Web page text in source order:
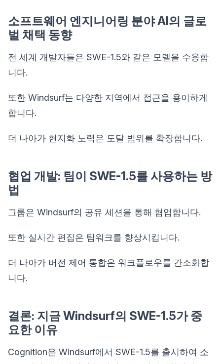
소프트웨어 엔지니어링 분야 AI의 글로
벌 채택 동향
전 세계 개발자들은 SWE-1.5와 같은 모델을 수용합
니다.
또한 Windsurf는 다양한 지역에서 접근을 용이하게
합니다.
더 나아가 현지화 노력은 도달 범위를 확장합니다.
협업 개발: 팀이 SWE-1.5를 사용하는 방
법
그룹은 Windsurf의 공유 세션을 통해 협업합니다.
또한 실시간 편집은 팀워크를 향상시킵니다.
더 나아가 버전 제어 통합은 워크플로우를 간소화합
니다.
결론: 지금 Windsurf의 SWE-1.5가 중
요한 이유
Cognition은 Windsurf에서 SWE-1.5를 출시하여 소